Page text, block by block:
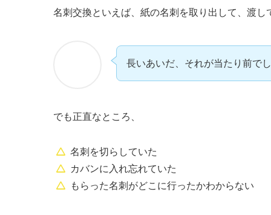
名刺交換といえば、紙の名刺を取り出して、渡
長いあいだ、それが当たり前で
でも正直なところ、
名刺を切らしていた
カバンに入れ忘れていた
もらった名刺がどこに行ったかわからない